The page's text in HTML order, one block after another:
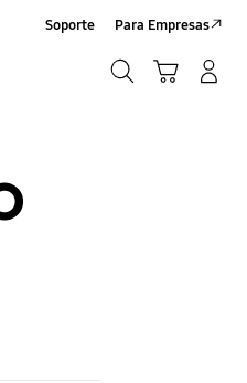
Soporte Para Empresas